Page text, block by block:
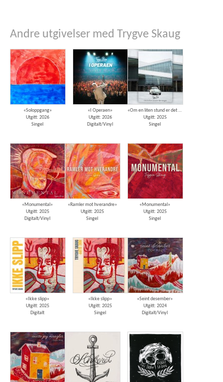
Andre utgivelser med Trygve Skaug
«Soloppgang»
Utgitt: 2026
Singel
«I Operaen»
Utgitt: 2026
Digitalt/Vinyl
«Om en liten stund er det morgen»
Utgitt: 2025
Singel
«Monumental»
Utgitt: 2025
Digitalt/Vinyl
«Ramler mot hverandre»
Utgitt: 2025
Singel
«Monumental»
Utgitt: 2025
Singel
«Ikke slipp»
Utgitt: 2025
Digitalt
«Ikke slipp»
Utgitt: 2025
Singel
«Seint desember»
Utgitt: 2024
Digitalt/Vinyl